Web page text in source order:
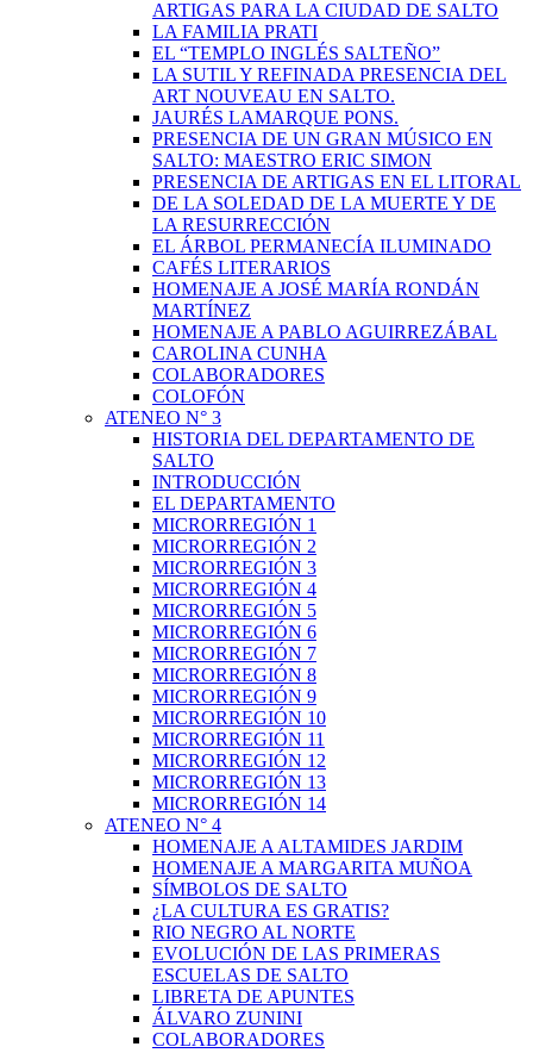
ARTIGAS PARA LA CIUDAD DE SALTO
LA FAMILIA PRATI
EL “TEMPLO INGLÉS SALTEÑO”
LA SUTIL Y REFINADA PRESENCIA DEL
ART NOUVEAU EN SALTO.
JAURÉS LAMARQUE PONS.
PRESENCIA DE UN GRAN MÚSICO EN
SALTO: MAESTRO ERIC SIMON
PRESENCIA DE ARTIGAS EN EL LITORAL
DE LA SOLEDAD DE LA MUERTE Y DE
LA RESURRECCIÓN
EL ÁRBOL PERMANECÍA ILUMINADO
CAFÉS LITERARIOS
HOMENAJE A JOSÉ MARÍA RONDÁN
MARTÍNEZ
HOMENAJE A PABLO AGUIRREZÁBAL
CAROLINA CUNHA
COLABORADORES
COLOFÓN
ATENEO N° 3
HISTORIA DEL DEPARTAMENTO DE
SALTO
INTRODUCCIÓN
EL DEPARTAMENTO
MICRORREGIÓN 1
MICRORREGIÓN 2
MICRORREGIÓN 3
MICRORREGIÓN 4
MICRORREGIÓN 5
MICRORREGIÓN 6
MICRORREGIÓN 7
MICRORREGIÓN 8
MICRORREGIÓN 9
MICRORREGIÓN 10
MICRORREGIÓN 11
MICRORREGIÓN 12
MICRORREGIÓN 13
MICRORREGIÓN 14
ATENEO N° 4
HOMENAJE A ALTAMIDES JARDIM
HOMENAJE A MARGARITA MUÑOA
SÍMBOLOS DE SALTO
¿LA CULTURA ES GRATIS?
RIO NEGRO AL NORTE
EVOLUCIÓN DE LAS PRIMERAS
ESCUELAS DE SALTO
LIBRETA DE APUNTES
ÁLVARO ZUNINI
COLABORADORES